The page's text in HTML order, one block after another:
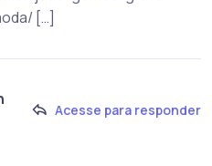
[…]
Acesse para responder